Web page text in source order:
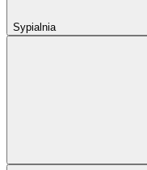
Sypialnia